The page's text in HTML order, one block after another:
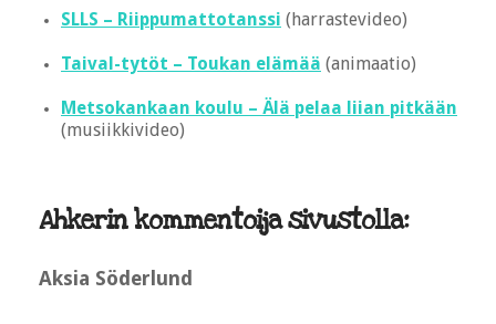
SLLS – Riippumattotanssi (harrastevideo)
Taival-tytöt – Toukan elämää (animaatio)
Metsokankaan koulu – Älä pelaa liian pitkään
(musiikkivideo)
Ahkerin kommentoija sivustolla:
Aksia Söderlund